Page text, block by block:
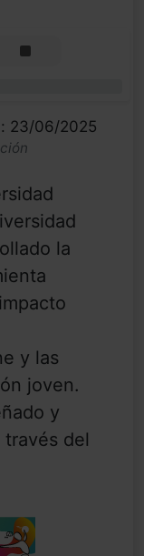
23/06/2025
la
y las
joven.
y
del